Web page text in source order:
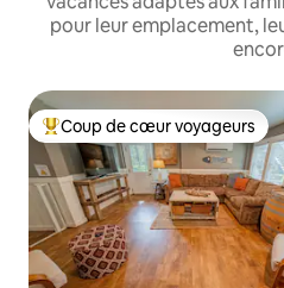
pour leur emplacement,
Coups de cœur voyageurs les
Coup de cœur voyageurs